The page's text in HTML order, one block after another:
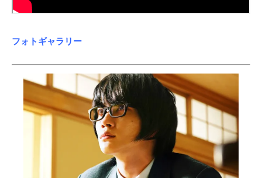
フォトギャラリー